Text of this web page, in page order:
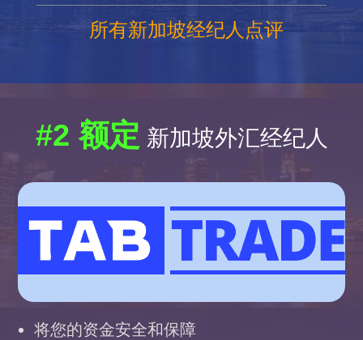
所有新加坡经纪人点评
#2 额定 新加坡外汇经纪人
将您的资金安全和保障